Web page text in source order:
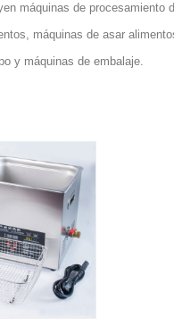
máquinas de procesamiento
máquinas de asar
y máquinas de embalaje.